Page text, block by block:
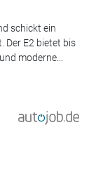
schickt ein
Der E2 bietet bis
moderne...